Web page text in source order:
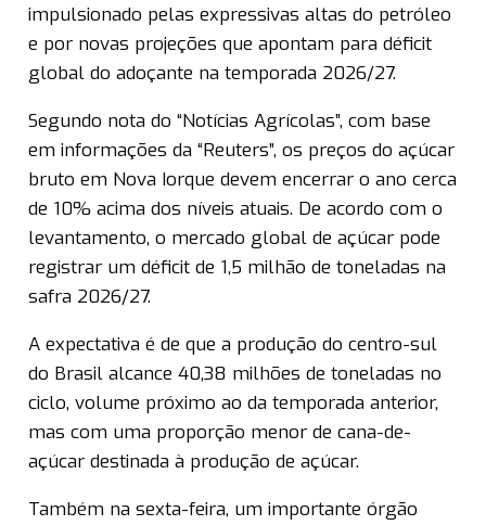
impulsionado pelas expressivas altas do petróleo
e por novas projeções que apontam para déficit
global do adoçante na temporada 2026/27.
Segundo nota do “Notícias Agrícolas”, com base
em informações da “Reuters”, os preços do açúcar
bruto em Nova Iorque devem encerrar o ano cerca
de 10% acima dos níveis atuais. De acordo com o
levantamento, o mercado global de açúcar pode
registrar um déficit de 1,5 milhão de toneladas na
safra 2026/27.
A expectativa é de que a produção do centro-sul
do Brasil alcance 40,38 milhões de toneladas no
ciclo, volume próximo ao da temporada anterior,
mas com uma proporção menor de cana-de-
açúcar destinada à produção de açúcar.
Também na sexta-feira, um importante órgão